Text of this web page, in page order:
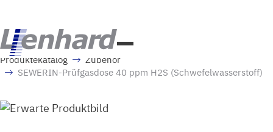
Produktekatalog
Zubehör
SEWERIN-Prüfgasdose 40 ppm H2S (Schwefelwasserstoff)